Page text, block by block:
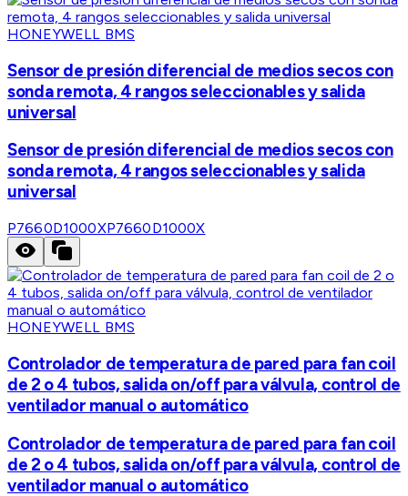
HONEYWELL BMS
Sensor de presión diferencial de medios secos con
sonda remota, 4 rangos seleccionables y salida
universal
Sensor de presión diferencial de medios secos con
sonda remota, 4 rangos seleccionables y salida
universal
P7660D1000XP7660D1000X
HONEYWELL BMS
Controlador de temperatura de pared para fan coil
de 2 o 4 tubos, salida on/off para válvula, control de
ventilador manual o automático
Controlador de temperatura de pared para fan coil
de 2 o 4 tubos, salida on/off para válvula, control de
ventilador manual o automático